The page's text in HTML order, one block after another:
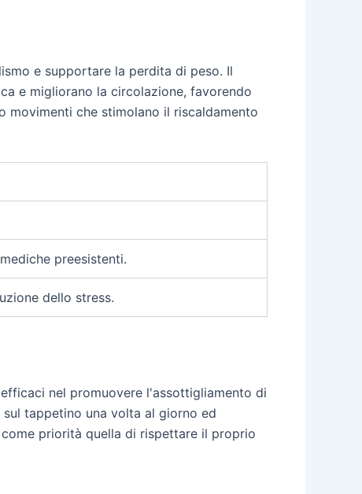
e supportare la perdita di peso. Il
e migliorano la circolazione, favorendo
che stimolano il riscaldamento
preesistenti.
dello stress.
nel promuovere l'assottigliamento di
tappetino una volta al giorno ed
priorità quella di rispettare il proprio